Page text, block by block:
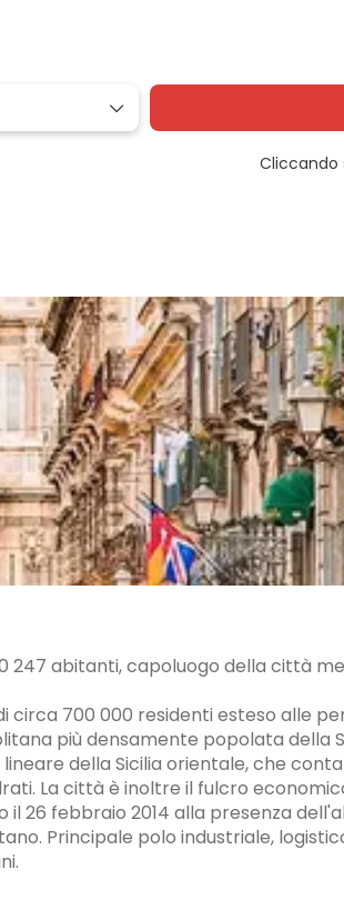
Cliccando
247 abitanti, capoluogo della città
circa 700 000 residenti esteso alle
più densamente popolata della
della Sicilia orientale, che conta
La città è inoltre il fulcro
il 26 febbraio 2014 alla presenza
Principale polo industriale,